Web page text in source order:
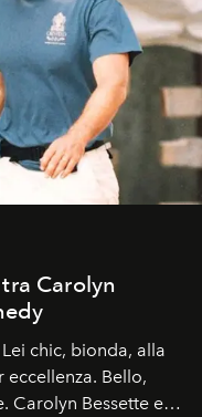
Carolyn
chic, bionda, alla
Bello,
Carolyn Bessette e